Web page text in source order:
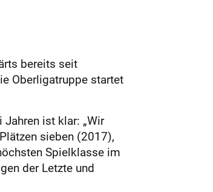
bereits seit
Oberligatruppe startet
ist klar: „Wir
sieben (2017),
Spielklasse im
der Letzte und